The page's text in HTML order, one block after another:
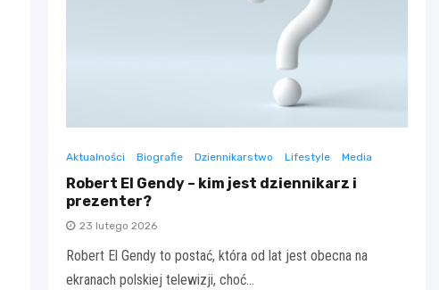
Aktualności Biografie Dziennikarstwo Lifestyle Media
Robert El Gendy – kim jest dziennikarz i
prezenter?
23 lutego 2026
Robert El Gendy to postać, która od lat jest obecna na
ekranach polskiej telewizji, choć…